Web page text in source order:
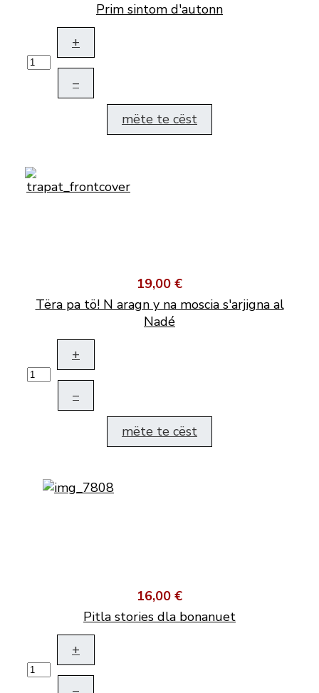
Prim sintom d'autonn
+
–
mëte te cëst
19,00 €
Tëra pa tö! N aragn y na moscia s'arjigna al
Nadé
+
–
mëte te cëst
16,00 €
Pitla stories dla bonanuet
+